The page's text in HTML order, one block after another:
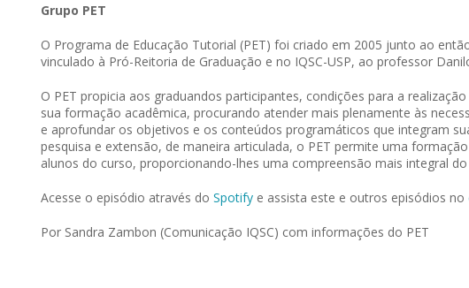
Grupo PET
O Programa de Educação Tutorial (PET) foi criado em 2005 junto ao
vinculado à Pró-Reitoria de Graduação e no IQSC-USP, ao professor
O PET propicia aos graduandos participantes, condições para a
sua formação acadêmica, procurando atender mais plenamente às
e aprofundar os objetivos e os conteúdos programáticos que integram
pesquisa e extensão, de maneira articulada, o PET permite uma
alunos do curso, proporcionando-lhes uma compreensão mais integral
Acesse o episódio através do Spotify e assista este e outros episódios no
Por Sandra Zambon (Comunicação IQSC) com informações do PET